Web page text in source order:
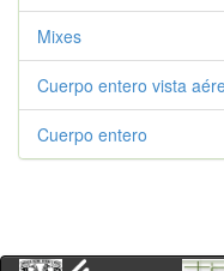
Mixes
Cuerpo entero vista
Cuerpo entero